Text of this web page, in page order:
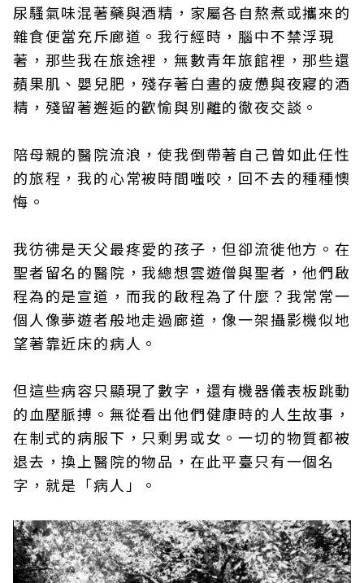
尿騷氣味混著藥與酒精，家屬各自熬煮或攜來的
雜食便當充斥廊道。我行經時，腦中不禁浮現
著，那些我在旅途裡，無數青年旅館裡，那些還
蘋果肌、嬰兒肥，殘存著白晝的疲憊與夜寢的酒
精，殘留著邂逅的歡愉與別離的徹夜交談。
陪母親的醫院流浪，使我倒帶著自己曾如此任性
的旅程，我的心常被時間嗤咬，回不去的種種懊
悔。
我彷彿是天父最疼愛的孩子，但卻流徙他方。在
聖者留名的醫院，我總想雲遊僧與聖者，他們啟
程為的是宣道，而我的啟程為了什麼？我常常一
個人像夢遊者般地走過廊道，像一架攝影機似地
望著靠近床的病人。
但這些病容只顯現了數字，還有機器儀表板跳動
的血壓脈搏。無從看出他們健康時的人生故事，
在制式的病服下，只剩男或女。一切的物質都被
退去，換上醫院的物品，在此平臺只有一個名
字，就是「病人」。